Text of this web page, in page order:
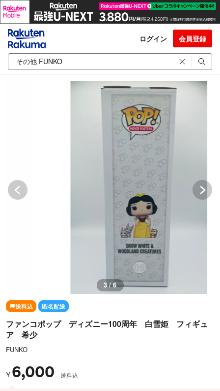
ログイン 会員登録
3 / 6
送料込 匿名配送
ファンコポップ ディズニー100周年 白雪姫 フィギュ
ア 希少
FUNKO
¥ 6,000 送料込